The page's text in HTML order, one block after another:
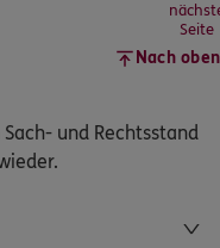
Seite
Nach oben
und Rechtsstand